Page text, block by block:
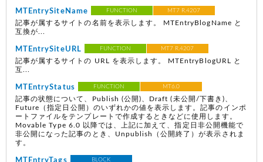
MTEntrySiteName FUNCTION MT7 R.4207
記事が属するサイトの名前を表示します。 MTEntryBlogName と
互換が...
MTEntrySiteURL FUNCTION MT7 R.4207
記事が属するサイトの URL を表示します。 MTEntryBlogURL と
互...
MTEntryStatus FUNCTION MT6.0
記事の状態について、Publish (公開)、Draft(未公開/下書き)、
Future
（指定日公開） のいずれかの値を表示します。記事のインポ
ートファイルをテンプレートで作成するときなどに使用します。
Movable Type 6.0 以降では、上記に加えて、指定日非公開機能で
非公開になった記事のとき、Unpublish（公開終了）が表示されま
す。
BLOCK